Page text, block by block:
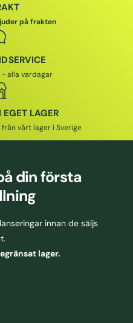
på frakten
- alla vardagar
LAGER
vårt lager i Sverige
din första
innan de säljs
lager.